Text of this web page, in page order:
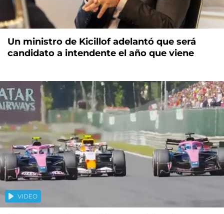
Un ministro de Kicillof adelantó que será
candidato a intendente el año que viene
VIDEO